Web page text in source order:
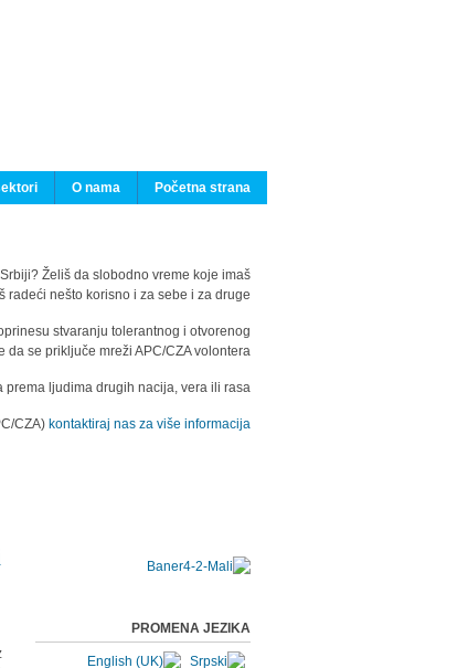
Početna strana
O nama
Želiš da slobodno vreme koje imaš
radeći nešto korisno i za sebe i za druge?
stvaranju tolerantnog i otvorenog
se priključe mreži APC/CZA volontera.
ljudima drugih nacija, vera ili rasa.
CZA) kontaktiraj nas za više informacija.
PROMENA JEZIKA